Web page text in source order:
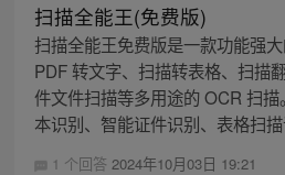
扫描全能王(免费版)
扫描全能王免费版是一款功能强
PDF 转文字、扫描转表格、扫描
件文件扫描等多用途的 OCR 扫
本识别、智能证件识别、表格扫
1 个回答 2024年10月03日 19:21